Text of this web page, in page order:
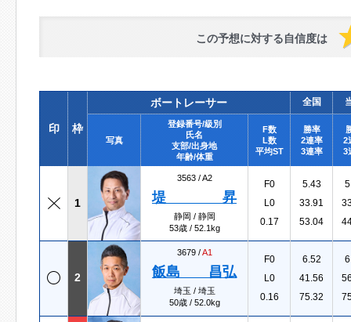
この予想に対する自信度は
印 枠
ボートレーサー 全国
写真
登録番号/級別
氏名
支部/出身地
年齢/体重
F数
L数
平均ST
勝率
2連率
3連率
2
3
1
3563 /A2
堤 昇
静岡 / 静岡
53歳 / 52.1kg
F0
L0
0.17
5.43
33.91
53.04
2
3679 /A1
飯島 昌弘
埼玉 / 埼玉
50歳 / 52.0kg
F0
L0
0.16
6.52
41.56
75.32